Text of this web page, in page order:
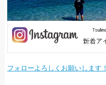
フォローよろしくお願いします！